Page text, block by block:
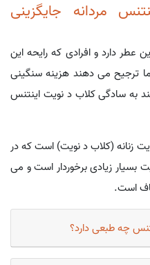
مردانه جایگزینی
عطر دارد و افرادی که رایحه این
ترجیح می دهند هزینه سنگینی
به سادگی کلاب د نویت اینتنس
زنانه (کلاب د نویت) است که در
بسیار زیادی برخوردار است و می
است.
چه طبعی دارد؟